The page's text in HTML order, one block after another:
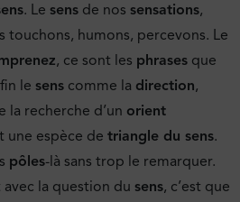
. Le sens de nos sensations,
touchons, humons, percevons. Le
, ce sont les phrases que
le sens comme la direction,
la recherche d’un orient
une espèce de triangle du sens.
pôles-là sans trop le remarquer.
la question du sens, c’est que